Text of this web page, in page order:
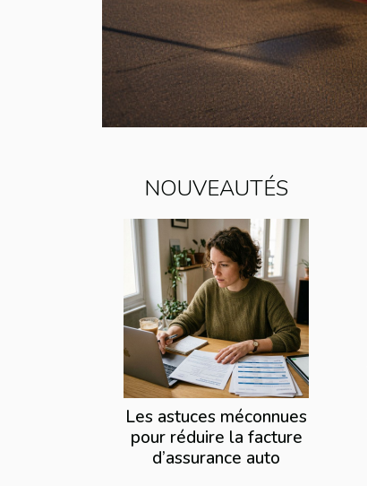
NOUVEAUTÉS
Les astuces méconnues
pour réduire la facture
d’assurance auto